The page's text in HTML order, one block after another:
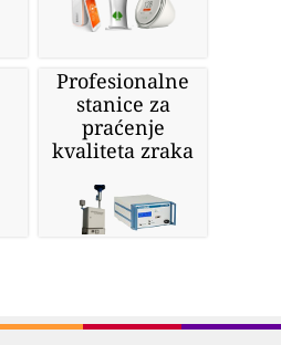
Profesionalne
stanice za
praćenje
kvaliteta zraka